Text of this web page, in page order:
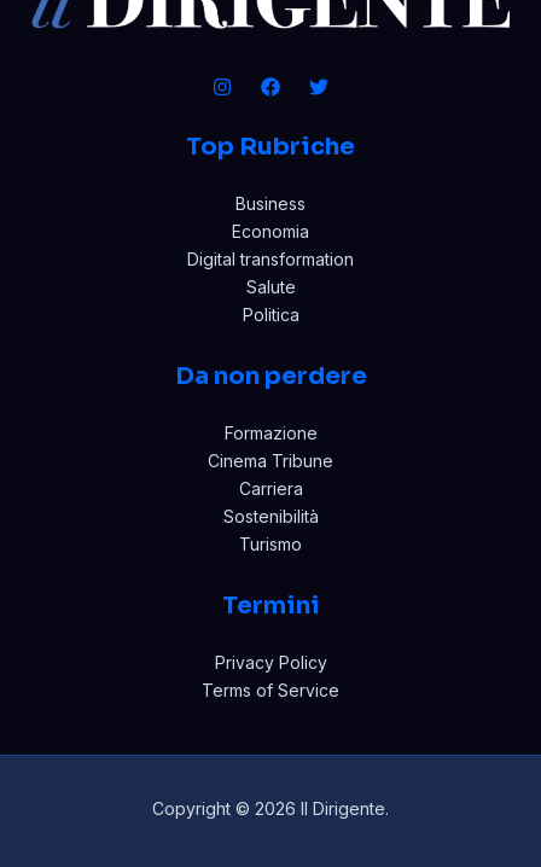
Top Rubriche
Business
Economia
Digital transformation
Salute
Politica
Da non perdere
Formazione
Cinema Tribune
Carriera
Sostenibilità
Turismo
Termini
Privacy Policy
Terms of Service
Copyright © 2026 Il Dirigente.